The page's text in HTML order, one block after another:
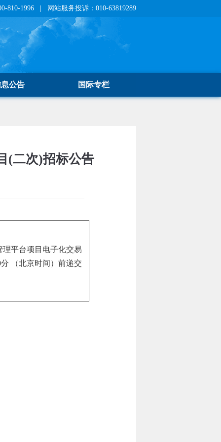
810-1996 | 网站服务投诉：010-63819289
公告 国际专栏
(二次)招标公告
平台项目电子化交易
（北京时间）前递交